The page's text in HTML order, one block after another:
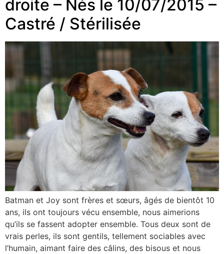
droite – Nés le 10/07/2015 –
Castré / Stérilisée
Batman et Joy sont frères et sœurs, âgés de bientôt 10
ans, ils ont toujours vécu ensemble, nous aimerions
qu’ils se fassent adopter ensemble. Tous deux sont de
vrais perles, ils sont gentils, tellement sociables avec
l’humain, aimant faire des câlins, des bisous et nous